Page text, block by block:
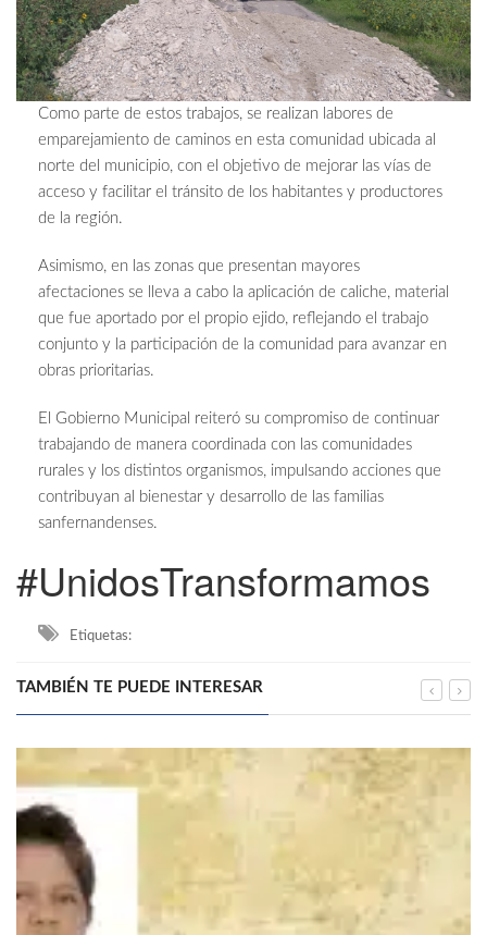
Como parte de estos trabajos, se realizan labores de
emparejamiento de caminos en esta comunidad ubicada al
norte del municipio, con el objetivo de mejorar las vías de
acceso y facilitar el tránsito de los habitantes y productores
de la región.
Asimismo, en las zonas que presentan mayores
afectaciones se lleva a cabo la aplicación de caliche, material
que fue aportado por el propio ejido, reflejando el trabajo
conjunto y la participación de la comunidad para avanzar en
obras prioritarias.
El Gobierno Municipal reiteró su compromiso de continuar
trabajando de manera coordinada con las comunidades
rurales y los distintos organismos, impulsando acciones que
contribuyan al bienestar y desarrollo de las familias
sanfernandenses.
#UnidosTransformamos
Etiquetas:
TAMBIÉN TE PUEDE INTERESAR